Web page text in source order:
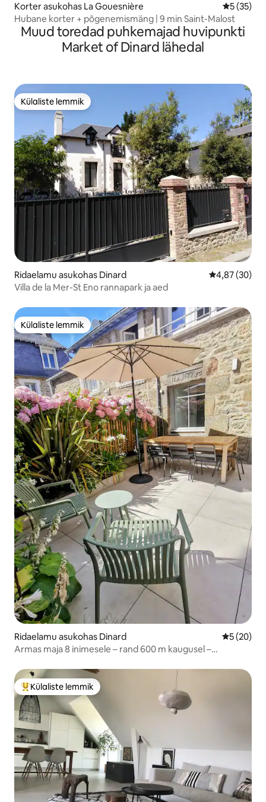
Korter asukohas La Gouesnière Keskmine
5 (35)
Hubane korter + põgenemismäng | 9 min Saint-Malost
Muud toredad puhkemajad huvipunkti
Market of Dinard lähedal
Külaliste lemmik
Külaliste lemmik
Ridaelamu asukohas Dinard Keskmine
4,87 (30)
Villa de la Mer-St Eno rannapark ja aed
Külaliste lemmik
Külaliste lemmik
Ridaelamu asukohas Dinard Keskmine
5 (20)
Armas maja 8 inimesele – rand 600 m kaugusel –
Külaliste suur lemmik
Külaliste lemmik